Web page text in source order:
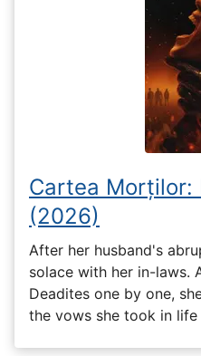
Cartea Morților:
(2026)
After her husband's
solace with her in-laws.
Deadites one by one,
the vows she took in